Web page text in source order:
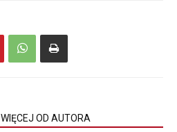
WIĘCEJ OD AUTORA